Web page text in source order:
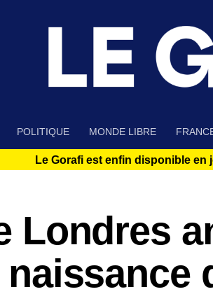
POLITIQUE MONDE LIBRE
Le Gorafi est enfin disponible en
Londres